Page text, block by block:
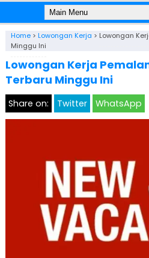
Home> Lowongan Kerja > Lowongan
Minggu Ini
Lowongan Kerja
Terbaru Minggu Ini
Share on: Twitter WhatsApp